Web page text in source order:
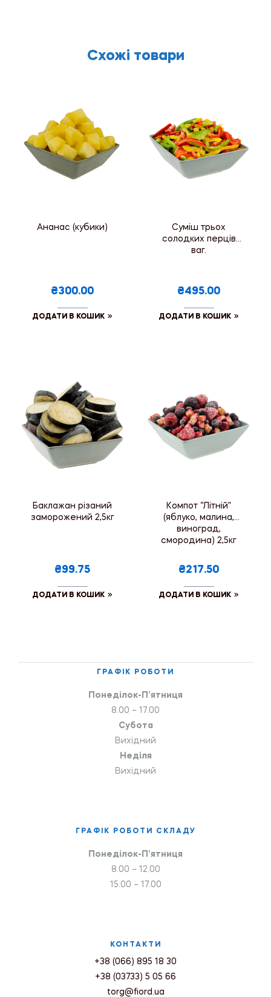
Схожі товари
Ананас (кубики)
₴300.00
ДОДАТИ В КОШИК
Суміш трьох
солодких перців
ваг.
₴495.00
ДОДАТИ В КОШИК
Баклажан різаний
заморожений 2,5кг
₴99.75
ДОДАТИ В КОШИК
Компот “Літній”
(яблуко, малина,
виноград,
смородина) 2,5кг
₴217.50
ДОДАТИ В КОШИК
ГРАФІК РОБОТИ
Понеділок-П’ятниця
8.00 – 17.00
Субота
Вихідний
Неділя
Вихідний
ГРАФІК РОБОТИ СКЛАДУ
Понеділок-П’ятниця
8.00 – 12.00
15.00 – 17.00
КОНТАКТИ
+38 (066) 895 18 30
+38 (03733) 5 05 66
torg@fiord.ua